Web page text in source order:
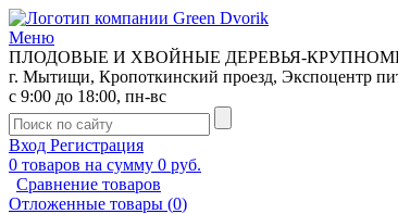
Меню
ПЛОДОВЫЕ И ХВОЙНЫЕ ДЕРЕВЬЯ-
г. Мытищи, Кропоткинский проезд, Экспоцентр
с 9:00 до 18:00, пн-вс
Вход Регистрация
0 товаров на сумму 0 руб.
Сравнение товаров
Отложенные товары (0)